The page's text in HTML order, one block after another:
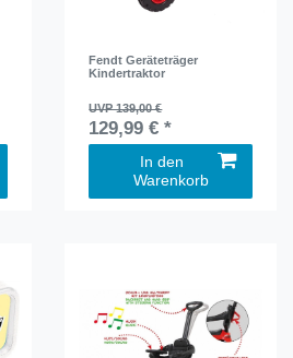
Fendt Geräteträger
Kindertraktor
UVP 139,00 €
129,99 € *
In den
Warenkorb